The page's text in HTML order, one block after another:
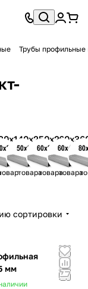
Трубы профильные
40x2
0
3
товара
50x2
5
2
товара
60x3
0
2
товара
0
2
сортировки
мм